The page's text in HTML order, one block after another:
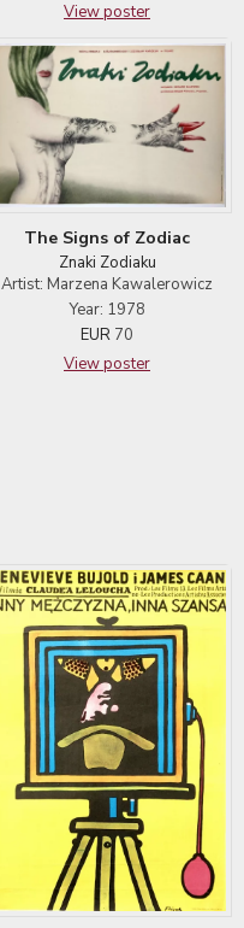
View poster
The Signs of Zodiac
Znaki Zodiaku
Artist: Marzena Kawalerowicz
Year: 1978
EUR 70
View poster